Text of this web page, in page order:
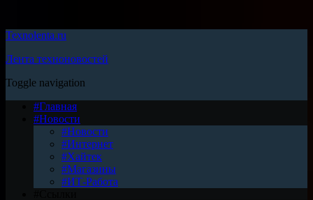
Texnolenta.ru
Лента техноновостей
Toggle navigation
#Главная
#Новости
#Новости
#Интернет
#Хайтек
#Магазины
#ИТ-Работа